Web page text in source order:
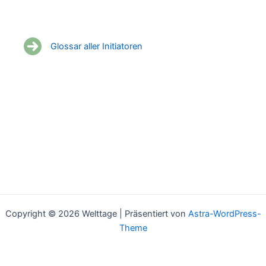
Glossar aller Initiatoren
Copyright © 2026 Welttage | Präsentiert von Astra-WordPress-
Theme